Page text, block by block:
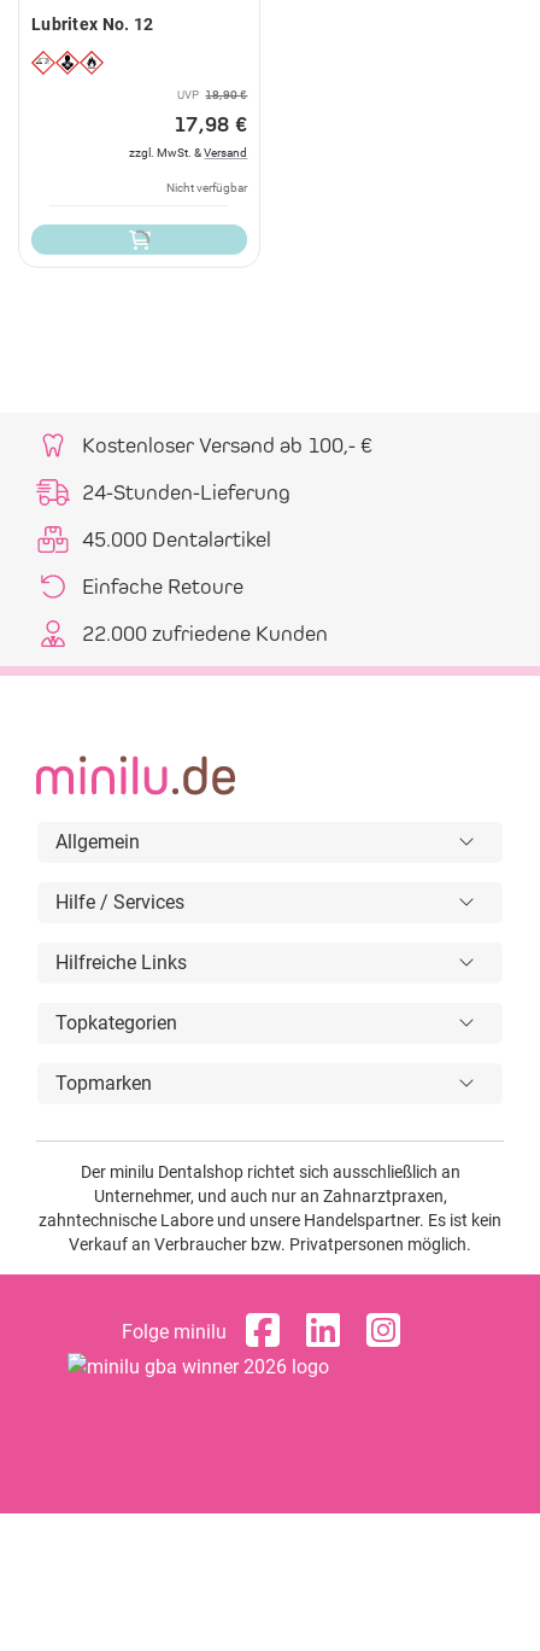
Lubritex No. 12
UVP 18,90 €
17,98 €
zzgl. MwSt. &Versand
Nicht verfügbar
Kostenloser Versand ab 100,- €
24-Stunden-Lieferung
45.000 Dentalartikel
Einfache Retoure
22.000 zufriedene Kunden
Allgemein
Hilfe / Services
Hilfreiche Links
Topkategorien
Topmarken
Der minilu Dentalshop richtet sich ausschließlich an
Unternehmer, und auch nur an Zahnarztpraxen,
zahntechnische Labore und unsere Handelspartner. Es ist kein
Verkauf an Verbraucher bzw. Privatpersonen möglich.
Folge minilu